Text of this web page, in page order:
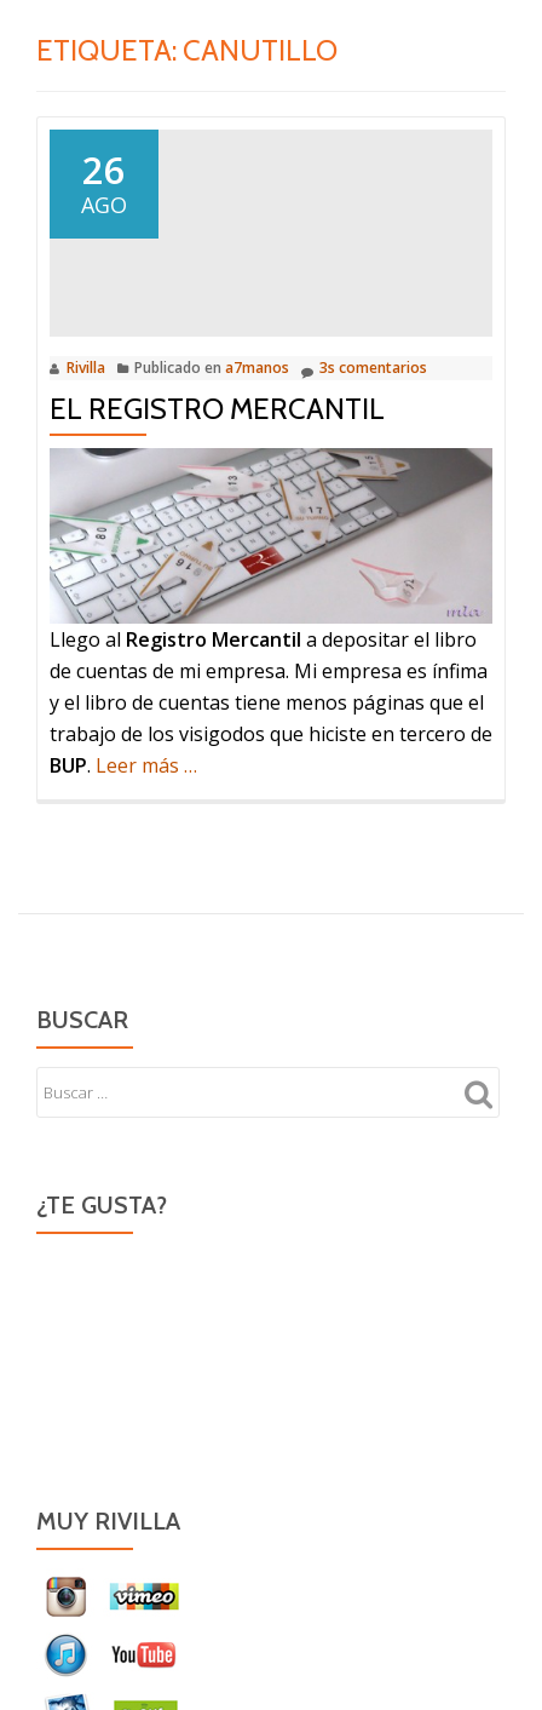
ETIQUETA: CANUTILLO
26
AGO
Rivilla Publicado en a7manos 3s comentarios
EL REGISTRO MERCANTIL
Llego al Registro Mercantil a depositar el libro
de cuentas de mi empresa. Mi empresa es ínfima
y el libro de cuentas tiene menos páginas que el
trabajo de los visigodos que hiciste en tercero de
BUP. Leer más acerca
…
BUSCAR
¿TE GUSTA?
MUY RIVILLA